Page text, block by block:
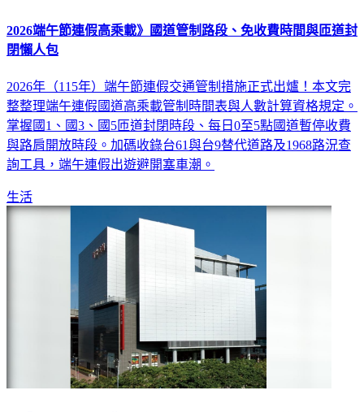
2026端午節連假高乘載》國道管制路段、免收費時間與匝道封
閉懶人包
2026年（115年）端午節連假交通管制措施正式出爐！本文完
整整理端午連假國道高乘載管制時間表與人數計算資格規定。
掌握國1、國3、國5匝道封閉時段、每日0至5點國道暫停收費
與路肩開放時段。加碼收錄台61與台9替代道路及1968路況查
詢工具，端午連假出遊避開塞車潮。
生活